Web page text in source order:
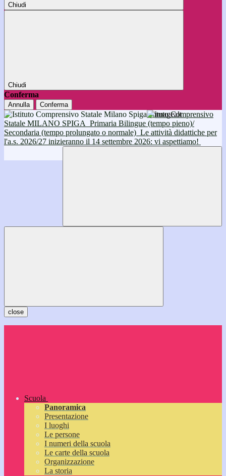
Chiudi
Chiudi
Conferma
Annulla Conferma
Istituto Comprensivo
Statale MILANO SPIGA Primaria Bilingue (tempo pieno)/
Secondaria (tempo prolungato o normale) Le attività didattiche per
l'a.s. 2026/27 inizieranno il 14 settembre 2026: vi aspettiamo!
close
Scuola
Panoramica
Presentazione
I luoghi
Le persone
I numeri della scuola
Le carte della scuola
Organizzazione
La storia